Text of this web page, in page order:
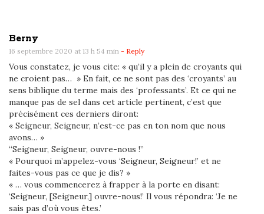
e
s
?
Berny
16 septembre 2020 at 13 h 54 min - Reply
Vous constatez, je vous cite: « qu’il y a plein de croyants qui
ne croient pas… » En fait, ce ne sont pas des ‘croyants’ au
sens biblique du terme mais des ‘professants’. Et ce qui ne
manque pas de sel dans cet article pertinent, c’est que
précisément ces derniers diront:
« Seigneur, Seigneur, n’est-ce pas en ton nom que nous
avons… »
“Seigneur, Seigneur, ouvre-nous !”
« Pourquoi m’appelez-vous ‘Seigneur, Seigneur!’ et ne
faites-vous pas ce que je dis? »
« … vous commencerez à frapper à la porte en disant:
‘Seigneur, [Seigneur,] ouvre-nous!’ Il vous répondra: ‘Je ne
sais pas d’où vous êtes.’